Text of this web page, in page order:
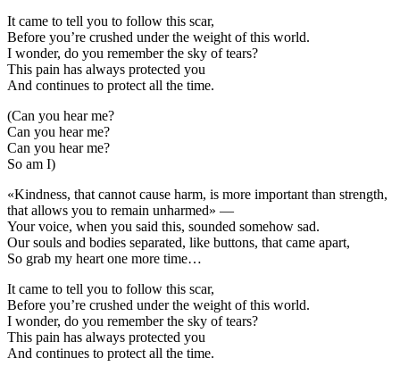
It came to tell you to follow this scar,
Before you’re crushed under the weight of this world.
I wonder, do you remember the sky of tears?
This pain has always protected you
And continues to protect all the time.
(Can you hear me?
Can you hear me?
Can you hear me?
So am I)
«Kindness, that cannot cause harm, is more important than strength,
that allows you to remain unharmed» —
Your voice, when you said this, sounded somehow sad.
Our souls and bodies separated, like buttons, that came apart,
So grab my heart one more time…
It came to tell you to follow this scar,
Before you’re crushed under the weight of this world.
I wonder, do you remember the sky of tears?
This pain has always protected you
And continues to protect all the time.